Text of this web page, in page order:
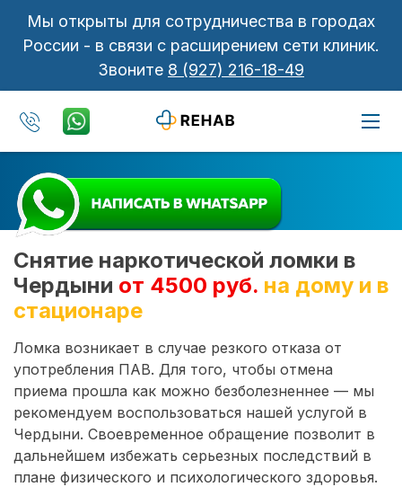
Мы открыты для сотрудничества в городах
России - в связи с расширением сети клиник.
Звоните 8 (927) 216-18-49
Снятие наркотической ломки в
Чердыни от 4500 руб. на дому и в
стационаре
Ломка возникает в случае резкого отказа от
употребления ПАВ. Для того, чтобы отмена
приема прошла как можно безболезненнее — мы
рекомендуем воспользоваться нашей услугой в
Чердыни. Своевременное обращение позволит в
дальнейшем избежать серьезных последствий в
плане физического и психологического здоровья.